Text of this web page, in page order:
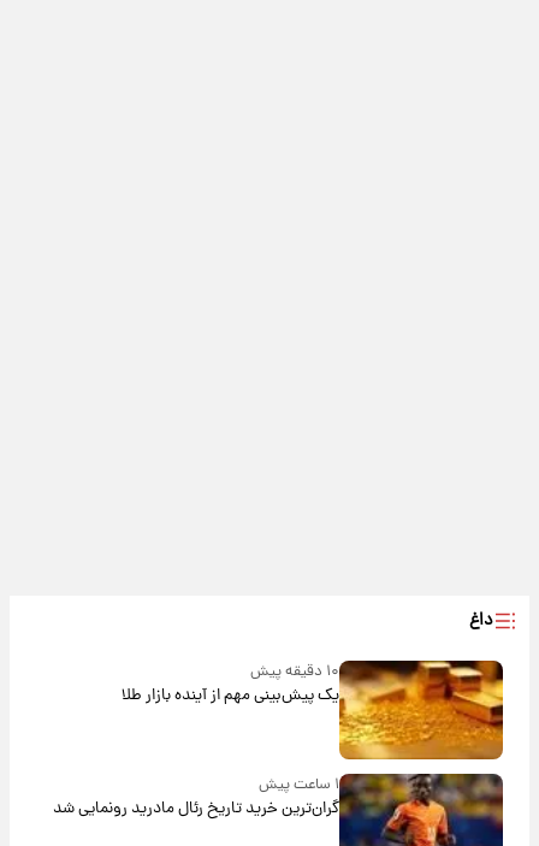
داغ
۱۰ دقیقه پیش
یک پیش‌بینی مهم از آینده بازار طلا
۱ ساعت پیش
گران‌ترین خرید تاریخ رئال مادرید رونمایی شد